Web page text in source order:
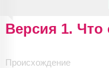
Версия 1. Что
Происхождение